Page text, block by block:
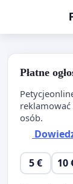
Płatne
osób.
5 € 10